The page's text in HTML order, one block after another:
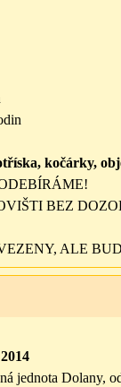
kočárky,
BEZ
ALE
jednota Dolany,